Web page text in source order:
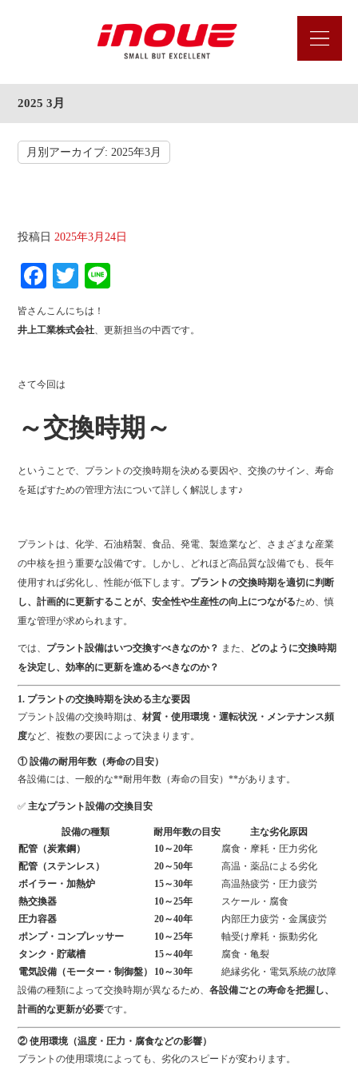
2025 3月
月別アーカイブ:2025年3月
投稿日 2025年3月24日
Fa
ce
bo
T
wi
tte
皆さんこんにちは！
井上工業株式会社、更新担当の中西です。
さて今回は
～交換時期～
ということで、プラントの交換時期を決める要因や、交換のサイン、寿命
を延ばすための管理方法について詳しく解説します♪
プラントは、化学、石油精製、食品、発電、製造業など、さまざまな産業
の中核を担う重要な設備です。しかし、どれほど高品質な設備でも、長年
使用すれば劣化し、性能が低下します。 プラントの交換時期を適切に判断
し、計画的に更新することが、安全性や生産性の向上につながるため、慎
重な管理が求められます。
では、 プラント設備はいつ交換すべきなのか？ また、
どのように交換時期
を決定し、効率的に更新を進めるべきなのか？
1. プラントの交換時期を決める主な要因
プラント設備の交換時期は、材質・使用環境・運転状況・メンテナンス頻
度など、複数の要因によって決まります。
① 設備の耐用年数（寿命の目安）
各設備には、一般的な**耐用年数（寿命の目安）**があります。
✅主なプラント設備の交換目安
設備の種類 耐用年数の目安
主な劣化原因
配管（炭素鋼）
10～20年
腐食・摩耗・圧力劣化
配管（ステンレス）
20～50年
高温・薬品による劣化
ボイラー・加熱炉
15～30年
高温熱疲労・圧力疲労
熱交換器
10～25年
スケール・腐食
圧力容器
20～40年
内部圧力疲労・金属疲労
ポンプ・コンプレッサー
10～25年
軸受け摩耗・振動劣化
タンク・貯蔵槽
15～40年
腐食・亀裂
電気設備（モーター・制御盤）
10～30年
絶縁劣化・電気系統の故障
設備の種類によって交換時期が異なるため、各設備ごとの寿命を把握し、
計画的な更新が必要です。
② 使用環境（温度・圧力・腐食などの影響）
プラントの使用環境によっても、劣化のスピードが変わります。